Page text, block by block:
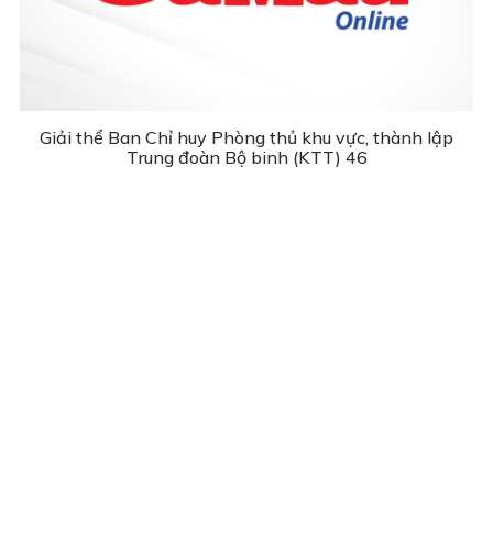
Giải thể Ban Chỉ huy Phòng thủ khu vực, thành lập
Trung đoàn Bộ binh (KTT) 46